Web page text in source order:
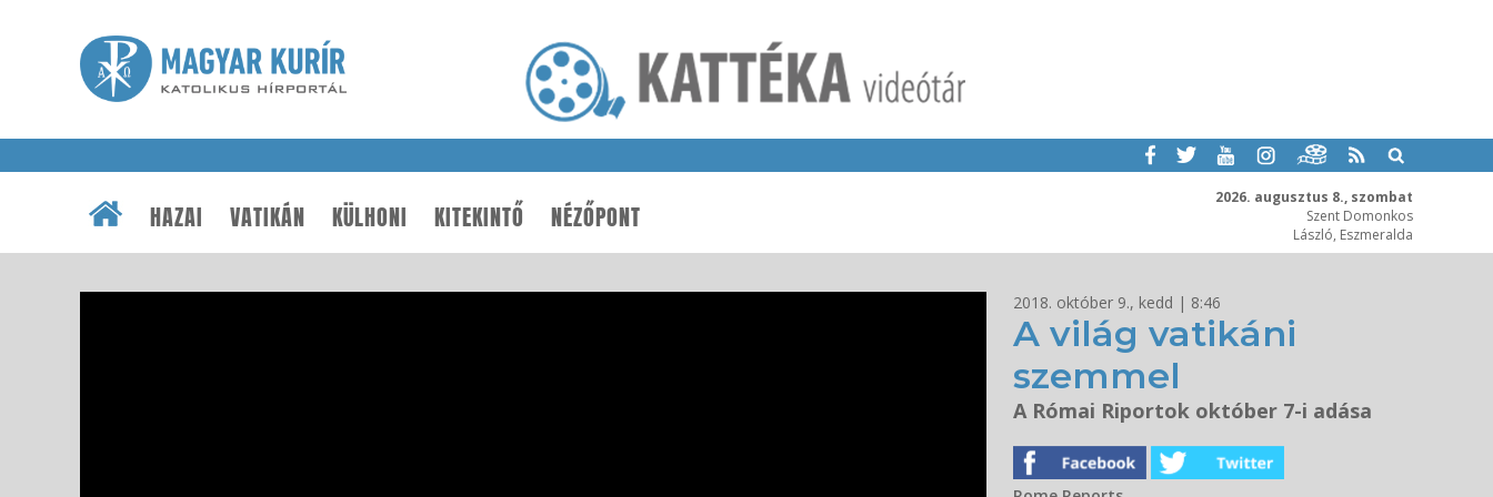
2026. augusztus 8., szombat
Szent Domonkos
László, Eszmeralda
HAZAI VATIKÁN KÜLHONI KITEKINTŐ NÉZŐPONT
2018. október 9., kedd | 8:46
A világ vatikáni
szemmel
A Római Riportok október 7-i adása